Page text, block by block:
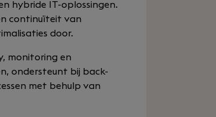
hybride IT-oplossingen.
continuïteit van
door.
monitoring en
ondersteunt bij back-
met behulp van